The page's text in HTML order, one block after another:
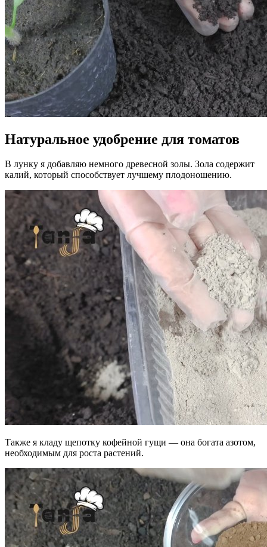
Натуральное удобрение для томатов
В лунку я добавляю немного древесной золы. Зола содержит
калий, который способствует лучшему плодоношению.
Также я кладу щепотку кофейной гущи — она богата азотом,
необходимым для роста растений.